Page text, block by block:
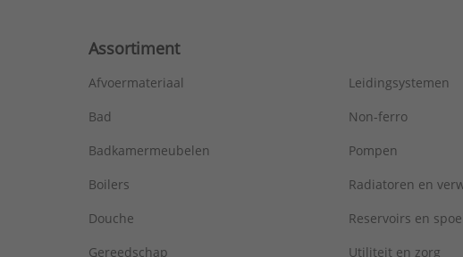
Assortiment
Afvoermateriaal
Bad
Badkamermeubelen
Boilers
Douche
Gereedschap
Leidingsystemen
Non-ferro
Pompen
Radiatoren en
Reservoirs en
Utiliteit en zorg